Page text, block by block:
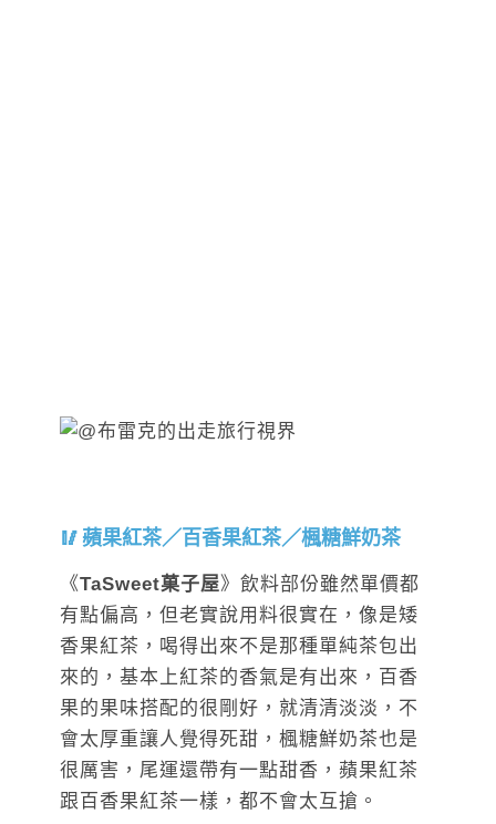
蘋果紅茶／百香果紅茶／楓糖鮮奶茶
《TaSweet菓子屋》飲料部份雖然單價都
有點偏高，但老實說用料很實在，像是矮
香果紅茶，喝得出來不是那種單純茶包出
來的，基本上紅茶的香氣是有出來，百香
果的果味搭配的很剛好，就清清淡淡，不
會太厚重讓人覺得死甜，楓糖鮮奶茶也是
很厲害，尾運還帶有一點甜香，蘋果紅茶
跟百香果紅茶一樣，都不會太互搶。